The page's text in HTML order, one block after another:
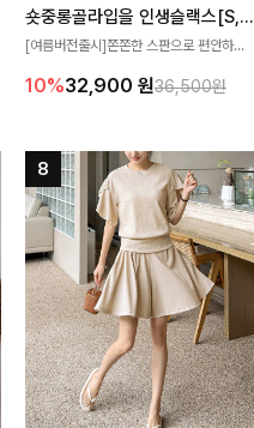
숏중롱골라입을 인생슬랙스[S,M,L,XL사이즈]
[여름버전출시]쫀쫀한 스판으로 편안하게
숏·기본·롱 기장과 와이드·부츠컷 핏까지 취
10%32,900 원36,500원